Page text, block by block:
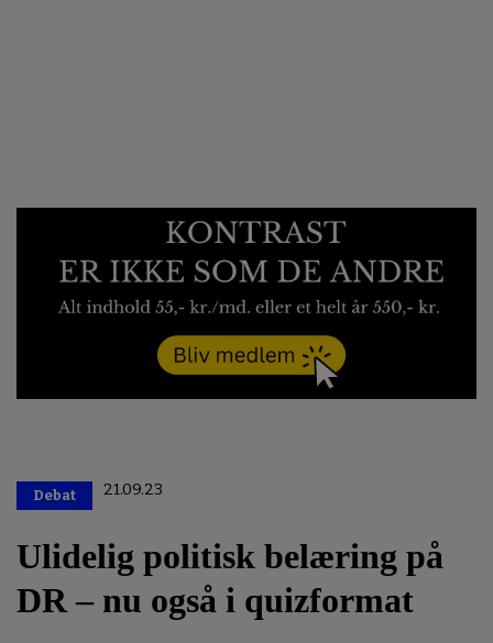
Debat 21.09.23
Ulidelig politisk belæring på
DR – nu også i quizformat